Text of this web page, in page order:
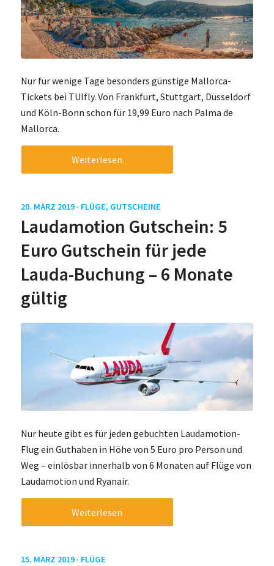
Nur für wenige Tage besonders günstige Mallorca-
Tickets bei TUIfly. Von Frankfurt, Stuttgart, Düsseldorf
und Köln-Bonn schon für 19,99 Euro nach Palma de
Mallorca.
Weiterlesen
20. MÄRZ 2019 · FLÜGE, GUTSCHEINE
Laudamotion Gutschein: 5
Euro Gutschein für jede
Lauda-Buchung – 6 Monate
gültig
Nur heute gibt es für jeden gebuchten Laudamotion-
Flug ein Guthaben in Höhe von 5 Euro pro Person und
Weg – einlösbar innerhalb von 6 Monaten auf Flüge von
Laudamotion und Ryanair.
Weiterlesen
15. MÄRZ 2019 · FLÜGE